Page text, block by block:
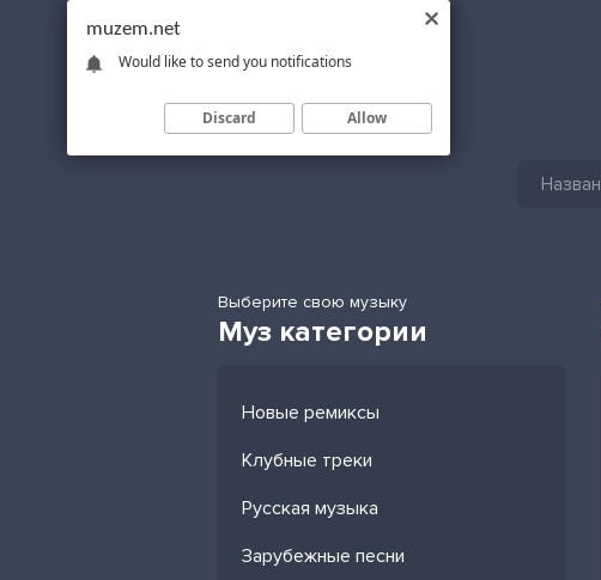
Выберите свою музыку
Муз категории
Новые ремиксы
Клубные треки
Русская музыка
Зарубежные песни
muzem.net
Would like to send you notifications
Discard Allow